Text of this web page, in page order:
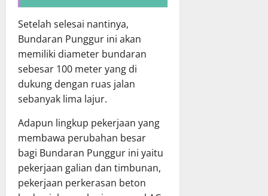
Setelah selesai nantinya,
Bundaran Punggur ini akan
memiliki diameter bundaran
sebesar 100 meter yang di
dukung dengan ruas jalan
sebanyak lima lajur.
Adapun lingkup pekerjaan yang
membawa perubahan besar
bagi Bundaran Punggur ini yaitu
pekerjaan galian dan timbunan,
pekerjaan perkerasan beton